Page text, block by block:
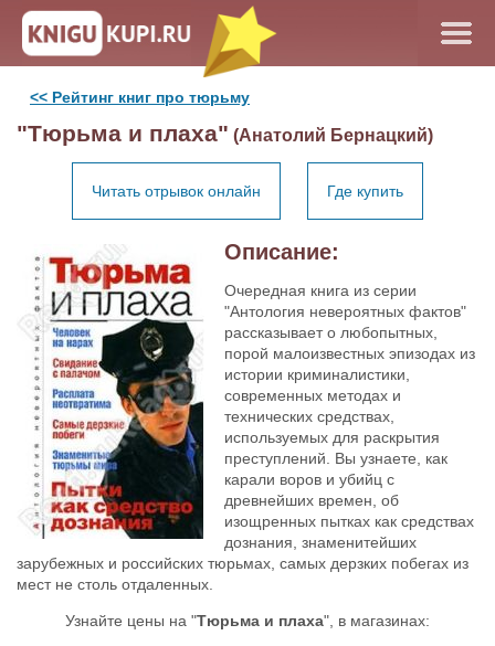
<< Рейтинг книг про тюрьму
"Тюрьма и плаха" (Анатолий Бернацкий)
Читать отрывок онлайн Где купить
Описание:
Очередная книга из серии
"Антология невероятных фактов"
рассказывает о любопытных,
порой малоизвестных эпизодах из
истории криминалистики,
современных методах и
технических средствах,
используемых для раскрытия
преступлений. Вы узнаете, как
карали воров и убийц с
древнейших времен, об
изощренных пытках как средствах
дознания, знаменитейших
зарубежных и российских тюрьмах, самых дерзких побегах из
мест не столь отдаленных.
Узнайте цены на "Тюрьма и плаха", в магазинах: